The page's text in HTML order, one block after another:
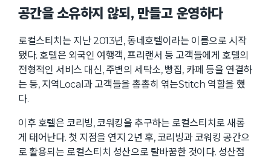
공간을 소유하지 않되, 만들고 운영하다
로컬스티치는 지난 2013년, 동네호텔이라는 이름으로 시작
됐다. 호텔은 외국인 여행객, 프리랜서 등 고객들에게 호텔의
전형적인 서비스 대신, 주변의 세탁소, 빵집, 카페 등을 연결하
는 등, 지역Local과 고객들을 촘촘히 엮는Stitch 역할을 했
다.
이후 호텔은 코리빙, 코워킹을 추구하는 로컬스티치로 새롭
게 태어난다. 첫 지점을 연지 2년 후, 코리빙과 코워킹 공간으
로 활용되는 로컬스티치 성산으로 탈바꿈한 것이다. 성산점